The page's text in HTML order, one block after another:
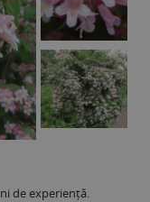
de experiență.